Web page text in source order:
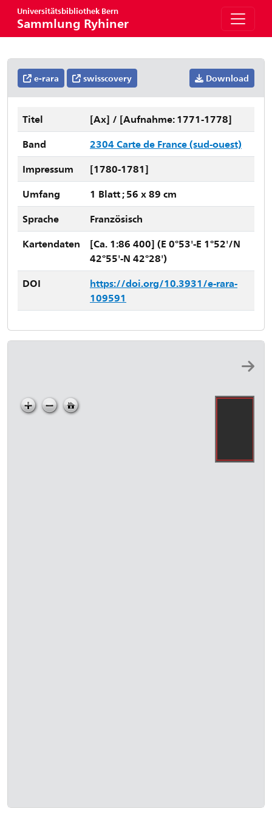
Universitätsbibliothek Bern
Sammlung Ryhiner
e-rara swisscovery Download
Titel
[Ax] / [Aufnahme: 1771-1778]
Band
2304 Carte de France (sud-ouest)
Impressum
[1780-1781]
Umfang
1 Blatt ; 56 x 89 cm
Sprache
Französisch
Kartendaten
[Ca. 1:86 400] (E 0°53'-E 1°52'/N
42°55'-N 42°28')
DOI
https://doi.org/10.3931/e-rara-
109591